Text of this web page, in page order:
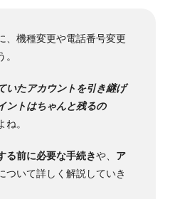
、機種変更や電話番号変更
いたアカウントを引き継げ
ントはちゃんと残るの
ね。
る前に必要な手続きや、 ア
ついて詳しく解説していき